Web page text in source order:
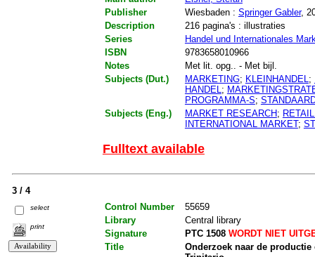
Publisher
Wiesbaden : Springer Gabler,
Description
216 pagina's : illustraties
Series
Handel und Internationales
ISBN
9783658010966
Notes
Met lit. opg.. - Met bijl.
Subjects (Dut.)
MARKETING; KLEINHANDEL ;
HANDEL ;
PROGRAMMA-S;
Subjects (Eng.)
MARKET RESEARCH;
INTERNATIONAL MARKET;
Fulltext available
3 / 4
select
print
Control Number
55659
Library
Central library
Signature
PTC 1508WORDT NIET
Title
Onderzoek naar de